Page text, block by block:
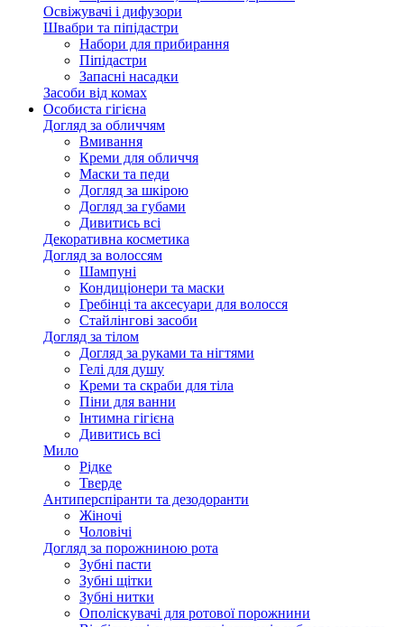
Освіжувачі і дифузори
Швабри та піпідастри
Набори для прибирання
Піпідастри
Запасні насадки
Засоби від комах
Особиста гігієна
Догляд за обличчям
Вмивання
Креми для обличчя
Маски та педи
Догляд за шкірою
Догляд за губами
Дивитись всі
Декоративна косметика
Догляд за волоссям
Шампуні
Кондиціонери та маски
Гребінці та аксесуари для волосся
Стайлінгові засоби
Догляд за тілом
Догляд за руками та нігтями
Гелі для душу
Креми та скраби для тіла
Піни для ванни
Інтимна гігієна
Дивитись всі
Мило
Рідке
Тверде
Антиперспіранти та дезодоранти
Жіночі
Чоловічі
Догляд за порожниною рота
Зубні пасти
Зубні щітки
Зубні нитки
Ополіскувачі для ротової порожнини